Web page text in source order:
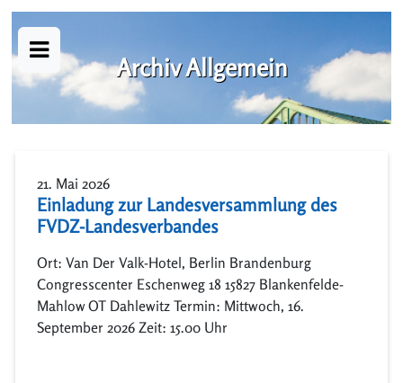
Archiv Allgemein
21. Mai 2026
Einladung zur Landesversammlung des
FVDZ-Landesverbandes
Ort: Van Der Valk-Hotel, Berlin Brandenburg
Congresscenter Eschenweg 18 15827 Blankenfelde-
Mahlow OT Dahlewitz Termin: Mittwoch, 16.
September 2026 Zeit: 15.00 Uhr